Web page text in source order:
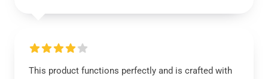
This product functions perfectly and is crafted with